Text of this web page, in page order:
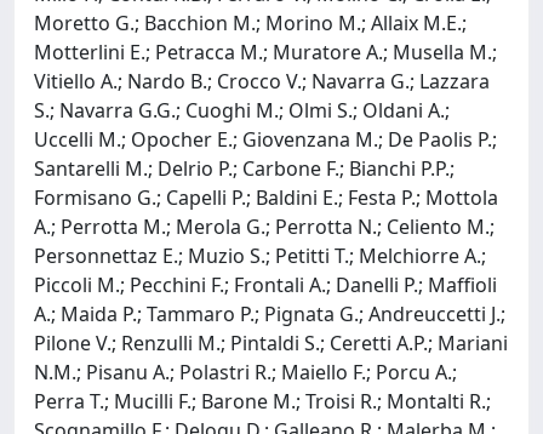
Moretto G.; Bacchion M.; Morino M.; Allaix M.E.;
Motterlini E.; Petracca M.; Muratore A.; Musella M.;
Vitiello A.; Nardo B.; Crocco V.; Navarra G.; Lazzara
S.; Navarra G.G.; Cuoghi M.; Olmi S.; Oldani A.;
Uccelli M.; Opocher E.; Giovenzana M.; De Paolis P.;
Santarelli M.; Delrio P.; Carbone F.; Bianchi P.P.;
Formisano G.; Capelli P.; Baldini E.; Festa P.; Mottola
A.; Perrotta M.; Merola G.; Perrotta N.; Celiento M.;
Personnettaz E.; Muzio S.; Petitti T.; Melchiorre A.;
Piccoli M.; Pecchini F.; Frontali A.; Danelli P.; Maffioli
A.; Maida P.; Tammaro P.; Pignata G.; Andreuccetti J.;
Pilone V.; Renzulli M.; Pintaldi S.; Ceretti A.P.; Mariani
N.M.; Pisanu A.; Polastri R.; Maiello F.; Porcu A.;
Perra T.; Mucilli F.; Barone M.; Troisi R.; Montalti R.;